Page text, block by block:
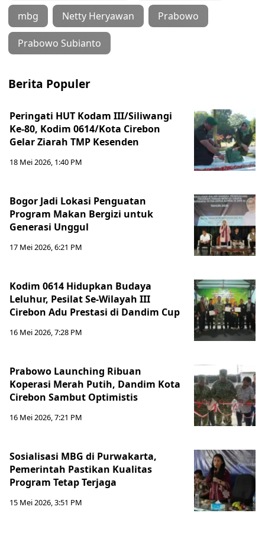
mbg Netty Heryawan Prabowo
Prabowo Subianto
Berita Populer
Peringati HUT Kodam III/Siliwangi
Ke-80, Kodim 0614/Kota Cirebon
Gelar Ziarah TMP Kesenden
18 Mei 2026, 1:40 PM
Bogor Jadi Lokasi Penguatan
Program Makan Bergizi untuk
Generasi Unggul
17 Mei 2026, 6:21 PM
Kodim 0614 Hidupkan Budaya
Leluhur, Pesilat Se-Wilayah III
Cirebon Adu Prestasi di Dandim Cup
16 Mei 2026, 7:28 PM
Prabowo Launching Ribuan
Koperasi Merah Putih, Dandim Kota
Cirebon Sambut Optimistis
16 Mei 2026, 7:21 PM
Sosialisasi MBG di Purwakarta,
Pemerintah Pastikan Kualitas
Program Tetap Terjaga
15 Mei 2026, 3:51 PM